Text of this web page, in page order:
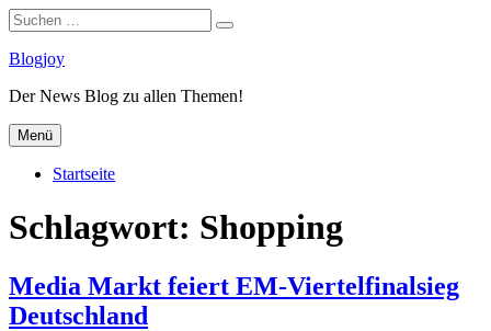
Suchen
nach:
Suchen
Zum
springen
Blogjoy
Der News Blog zu allen Themen!
Menü
Startseite
Schlagwort: Shopping
Media Markt feiert EM-Viertelfinalsieg
Deutschland